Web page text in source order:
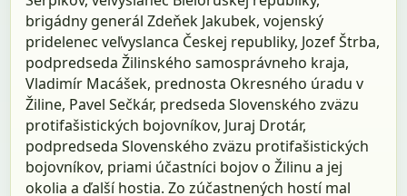
brigádny generál Zdeňek Jakubek, vojenský
pridelenec veľvyslanca Českej republiky, Jozef Štrba,
podpredseda Žilinského samosprávneho kraja,
Vladimír Macášek, prednosta Okresného úradu v
Žiline, Pavel Sečkár, predseda Slovenského zväzu
protifašistických bojovníkov, Juraj Drotár,
podpredseda Slovenského zväzu protifašistických
bojovníkov, priami účastníci bojov o Žilinu a jej
okolia a ďalší hostia. Zo zúčastnených hostí mal